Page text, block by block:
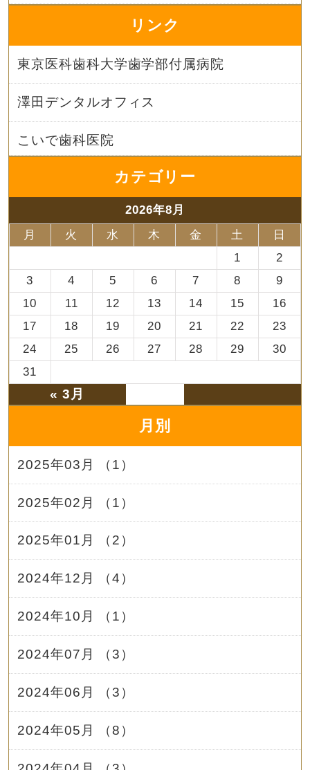
リンク
東京医科歯科大学歯学部付属病院
澤田デンタルオフィス
こいで歯科医院
カテゴリー
2026年8月
月
火 水 木 金 土
日
1
2
3
4 5 6 7 8
9
10
11 12 13 14 15
16
17
18 19 20 21 22
23
24
25 26 27 28 29
30
31
« 3月
月別
2025年03月 （1）
2025年02月 （1）
2025年01月 （2）
2024年12月 （4）
2024年10月 （1）
2024年07月 （3）
2024年06月 （3）
2024年05月 （8）